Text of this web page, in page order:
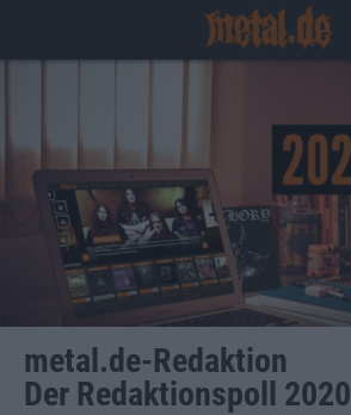
metal.de-Redaktion
Der Redaktionspoll 2020